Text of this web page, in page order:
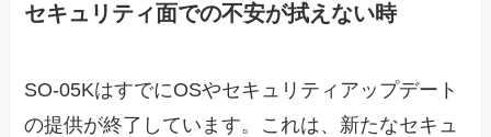
セキュリティ面での不安が拭えない時
SO-05KはすでにOSやセキュリティアップデート
の提供が終了しています。これは、新たなセキュ